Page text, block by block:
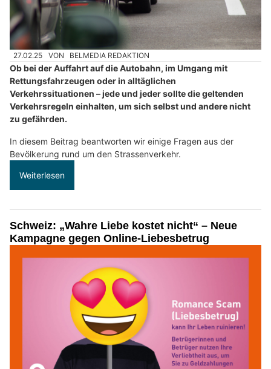
27.02.25 VON BELMEDIA REDAKTION
Ob bei der Auffahrt auf die Autobahn, im Umgang mit
Rettungsfahrzeugen oder in alltäglichen
Verkehrssituationen – jede und jeder sollte die geltenden
Verkehrsregeln einhalten, um sich selbst und andere nicht
zu gefährden.
In diesem Beitrag beantworten wir einige Fragen aus der
Bevölkerung rund um den Strassenverkehr.
Weiterlesen
Schweiz: „Wahre Liebe kostet nicht“ – Neue
Kampagne gegen Online-Liebesbetrug